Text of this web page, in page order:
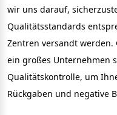
wir uns darauf,
Qualitätsstandards
Zentren versandt werden.
ein großes Unternehmen
Qualitätskontrolle, um
Rückgaben und negative